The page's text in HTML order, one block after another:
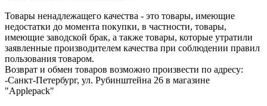
Товары ненадлежащего качества - это товары, имеющие
недостатки до момента покупки, в частности, товары,
имеющие заводской брак, а также товары, которые утратили
заявленные производителем качества при соблюдении правил
пользования товаром.
Возврат и обмен товаров возможно произвести по адресу:
-Санкт-Петербург, ул. Рубинштейна 26 в магазине
"Applepack"